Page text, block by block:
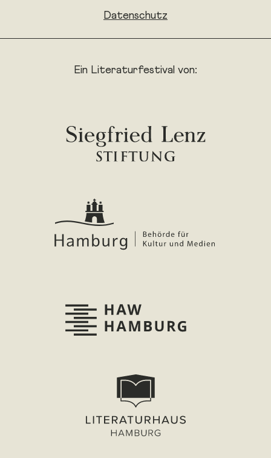
Datenschutz
Ein Literaturfestival von: